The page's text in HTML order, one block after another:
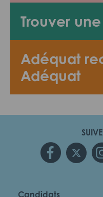
Trouver
Adéquat
Adéquat
Candidats